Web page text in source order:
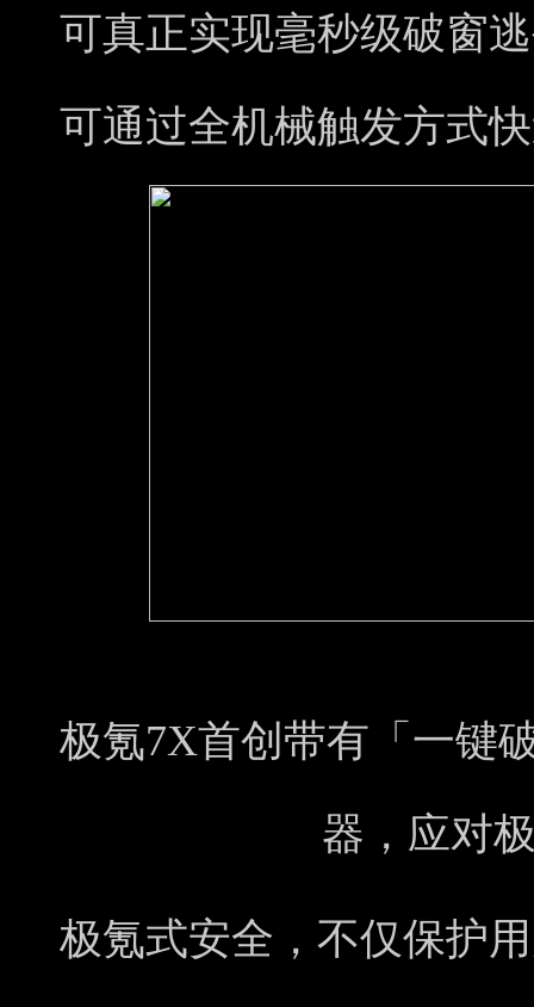
可真正实现毫秒级破窗
可通过全机械触发方式
极氪7X首创带有「一键
器，应对
极氪式安全，不仅保护